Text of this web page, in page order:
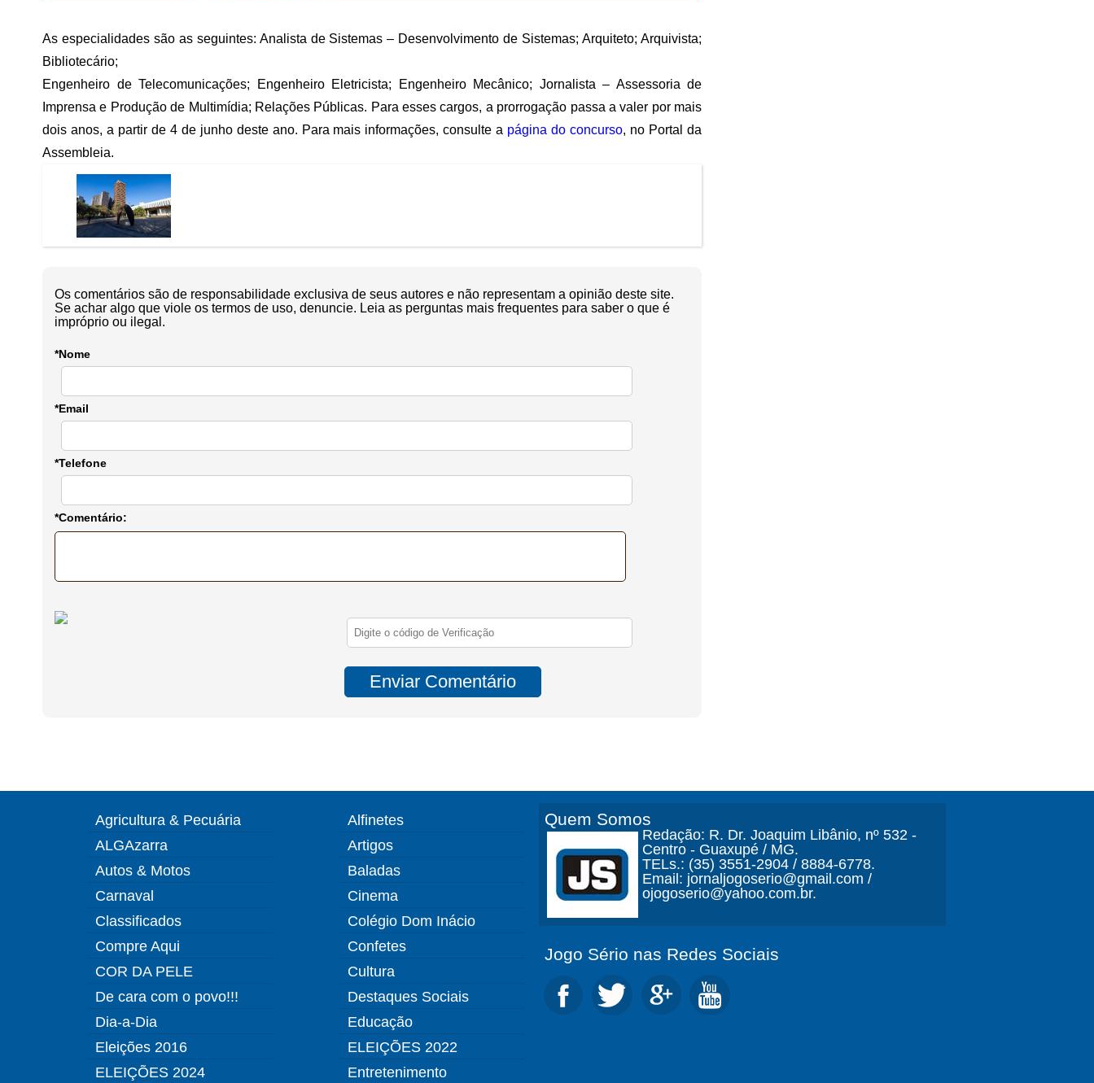
As especialidades são as seguintes: Analista de Sistemas – Desenvolvimento de Sistemas; Arquiteto; Arquivista;
Bibliotecário;
Engenheiro de Telecomunicações; Engenheiro Eletricista; Engenheiro Mecânico; Jornalista – Assessoria de
Imprensa e Produção de Multimídia; Relações Públicas. Para esses cargos, a prorrogação passa a valer por mais
dois anos, a partir de 4 de junho deste ano. Para mais informações, consulte a página do concurso, no Portal da
Assembleia.
Os comentários são de responsabilidade exclusiva de seus autores e não representam a opinião deste site.
Se achar algo que viole os termos de uso, denuncie. Leia as perguntas mais frequentes para saber o que é
impróprio ou ilegal.
*Nome
*Email
*Telefone
*Comentário:
Agricultura & Pecuária
ALGAzarra
Autos & Motos
Carnaval
Classificados
Compre Aqui
COR DA PELE
De cara com o povo!!!
Dia-a-Dia
Eleições 2016
ELEIÇÕES 2024
Alfinetes
Artigos
Baladas
Cinema
Colégio Dom Inácio
Confetes
Cultura
Destaques Sociais
Educação
ELEIÇÕES 2022
Entretenimento
Quem Somos
Redação: R. Dr. Joaquim Libânio, nº 532 -
Centro - Guaxupé / MG.
TELs.: (35) 3551-2904 / 8884-6778.
Email: jornaljogoserio@gmail.com /
ojogoserio@yahoo.com.br.
Jogo Sério nas Redes Sociais